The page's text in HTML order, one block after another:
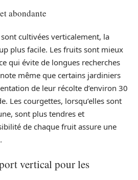
abondante
cultivées verticalement, la
plus facile. Les fruits sont mieux
qui évite de longues recherches
même que certains jardiniers
de leur récolte d’environ 30
Les courgettes, lorsqu’elles sont
sont plus tendres et
de chaque fruit assure une
vertical pour les